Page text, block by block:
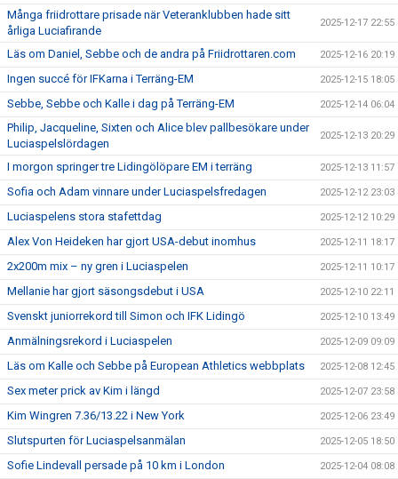
Många friidrottare prisade när Veteranklubben hade sitt
årliga Luciafirande
2025-12-17 22:55
Läs om Daniel, Sebbe och de andra på Friidrottaren.com 2025-12-16 20:19
Ingen succé för IFKarna i Terräng-EM 2025-12-15 18:05
Sebbe, Sebbe och Kalle i dag på Terräng-EM 2025-12-14 06:04
Philip, Jacqueline, Sixten och Alice blev pallbesökare under
Luciaspelslördagen
2025-12-13 20:29
I morgon springer tre Lidingölöpare EM i terräng 2025-12-13 11:57
Sofia och Adam vinnare under Luciaspelsfredagen 2025-12-12 23:03
Luciaspelens stora stafettdag 2025-12-12 10:29
Alex Von Heideken har gjort USA-debut inomhus 2025-12-11 18:17
2x200m mix – ny gren i Luciaspelen 2025-12-11 10:17
Mellanie har gjort säsongsdebut i USA 2025-12-10 22:11
Svenskt juniorrekord till Simon och IFK Lidingö 2025-12-10 13:49
Anmälningsrekord i Luciaspelen 2025-12-09 09:09
Läs om Kalle och Sebbe på European Athletics webbplats 2025-12-08 12:45
Sex meter prick av Kim i längd 2025-12-07 23:58
Kim Wingren 7.36/13.22 i New York 2025-12-06 23:49
Slutspurten för Luciaspelsanmälan 2025-12-05 18:50
Sofie Lindevall persade på 10 km i London 2025-12-04 08:08